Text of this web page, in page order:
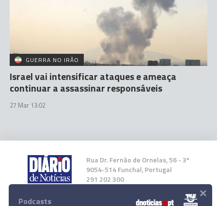
GUERRA NO IRÃO
Israel vai intensificar ataques e ameaça
continuar a assassinar responsáveis
27 Mar 13:02
Rua Dr. Fernão de Ornelas, 56 - 3º
9054-514 Funchal, Portugal
291 202 300
Instale a nossa App
Podcasts ×